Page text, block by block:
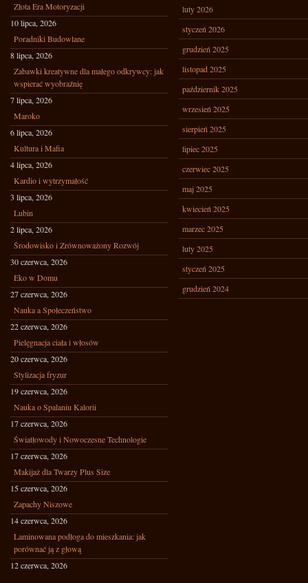
Złota Era Motoryzacji
10 lipca, 2026
Poradniki Budowlane
8 lipca, 2026
Zabawki kreatywne dla małego odkrywcy: jak
wspierać wyobraźnię
7 lipca, 2026
Maroko
6 lipca, 2026
Kultura i Mafia
4 lipca, 2026
Kardio i wytrzymałość
3 lipca, 2026
Lubin
2 lipca, 2026
Środowisko i Zrównoważony Rozwój
30 czerwca, 2026
Eko w Domu
27 czerwca, 2026
Nauka a Społeczeństwo
22 czerwca, 2026
Pielęgnacja ciała i włosów
20 czerwca, 2026
Stylizacja fryzur
19 czerwca, 2026
Nauka o Spalaniu Kalorii
17 czerwca, 2026
Światłowody i Nowoczesne Technologie
17 czerwca, 2026
Makijaż dla Twarzy Plus Size
15 czerwca, 2026
Zapachy Niszowe
14 czerwca, 2026
Laminowana podłoga do mieszkania: jak
porównać ją z głową
12 czerwca, 2026
luty 2026
styczeń 2026
grudzień 2025
listopad 2025
październik 2025
wrzesień 2025
sierpień 2025
lipiec 2025
czerwiec 2025
maj 2025
kwiecień 2025
marzec 2025
luty 2025
styczeń 2025
grudzień 2024